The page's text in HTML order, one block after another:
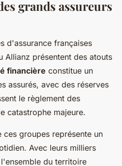
grands assureurs
d'assurance françaises
Allianz présentent des atouts
financière constitue un
assurés, avec des réserves
le règlement des
catastrophe majeure.
groupes représente un
Avec leurs milliers
du territoire